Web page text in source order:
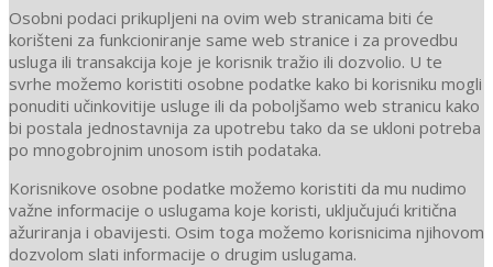
Osobni podaci prikupljeni na ovim web stranicama biti će
korišteni za funkcioniranje same web stranice i za provedbu
usluga ili transakcija koje je korisnik tražio ili dozvolio. U te
svrhe možemo koristiti osobne podatke kako bi korisniku mogli
ponuditi učinkovitije usluge ili da poboljšamo web stranicu kako
bi postala jednostavnija za upotrebu tako da se ukloni potreba
po mnogobrojnim unosom istih podataka.
Korisnikove osobne podatke možemo koristiti da mu nudimo
važne informacije o uslugama koje koristi, uključujući kritična
ažuriranja i obavijesti. Osim toga možemo korisnicima njihovom
dozvolom slati informacije o drugim uslugama.